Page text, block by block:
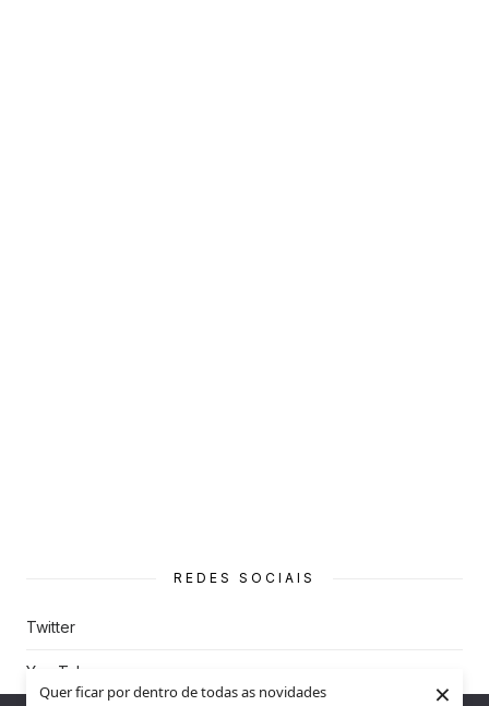
Quer ficar por dentro de todas as novidades
×
REDES SOCIAIS
Twitter
You Tube